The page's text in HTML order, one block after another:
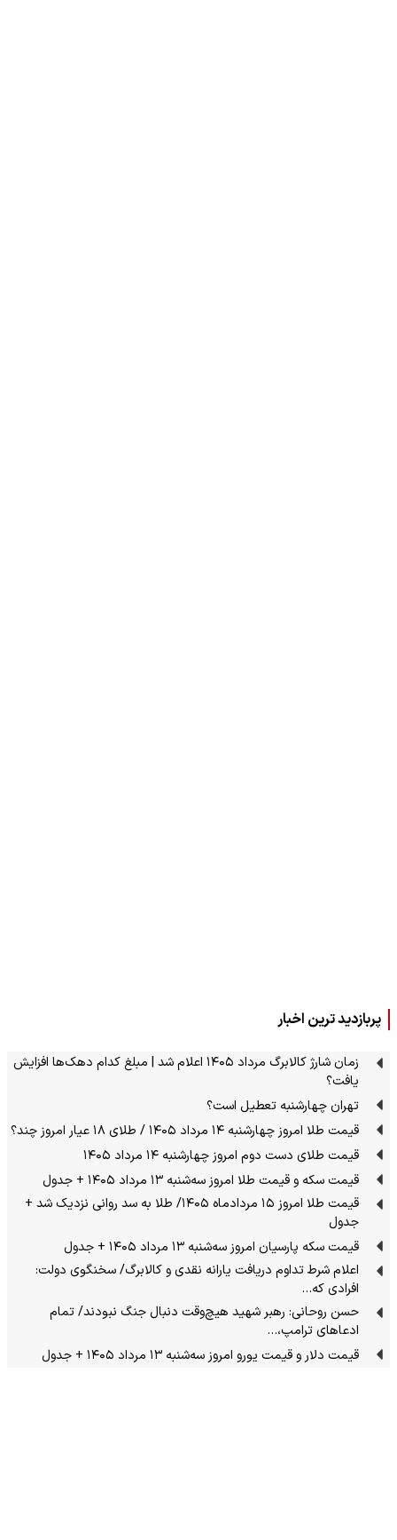
پربازدید ترین اخبار
زمان شارژ کالابرگ مرداد ۱۴۰۵ اعلام شد | مبلغ کدام دهک‌ها افزایش
یافت؟
تهران چهارشنبه تعطیل است؟
قیمت طلا امروز چهارشنبه ۱۴ مرداد ۱۴۰۵ / طلای ۱۸ عیار امروز چند؟
قیمت طلای دست دوم امروز چهارشنبه ۱۴ مرداد ۱۴۰۵
قیمت سکه و قیمت طلا امروز سه‌شنبه ۱۳ مرداد ۱۴۰۵ + جدول
قیمت طلا امروز ۱۵ مردادماه ۱۴۰۵/ طلا به سد روانی نزدیک شد +
جدول
قیمت سکه پارسیان امروز سه‌شنبه ۱۳ مرداد ۱۴۰۵ + جدول
اعلام شرط تداوم دریافت یارانه نقدی و کالابرگ/ سخنگوی دولت:
افرادی که…
حسن روحانی: رهبر شهید هیچ‌وقت دنبال جنگ نبودند/ تمام
ادعاهای ترامپ،…
قیمت دلار و قیمت یورو امروز سه‌شنبه ۱۳ مرداد ۱۴۰۵ + جدول